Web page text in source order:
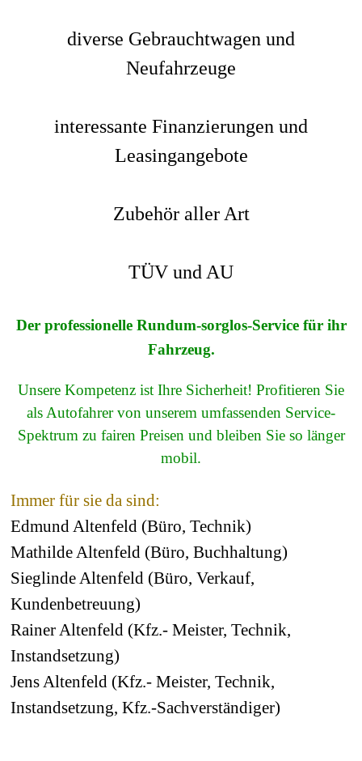
diverse Gebrauchtwagen und
Neufahrzeuge
interessante Finanzierungen und
Leasingangebote
Zubehör aller Art
TÜV und AU
Der professionelle Rundum-sorglos-Service für ihr
Fahrzeug.
Unsere Kompetenz ist Ihre Sicherheit! Profitieren Sie
als Autofahrer von unserem umfassenden Service-
Spektrum zu fairen Preisen und bleiben Sie so länger
mobil.
Immer für sie da sind:
Edmund Altenfeld (Büro, Technik)
Mathilde Altenfeld (Büro, Buchhaltung)
Sieglinde Altenfeld (Büro, Verkauf,
Kundenbetreuung)
Rainer Altenfeld (Kfz.- Meister, Technik,
Instandsetzung)
Jens Altenfeld (Kfz.- Meister, Technik,
Instandsetzung, Kfz.-Sachverständiger)